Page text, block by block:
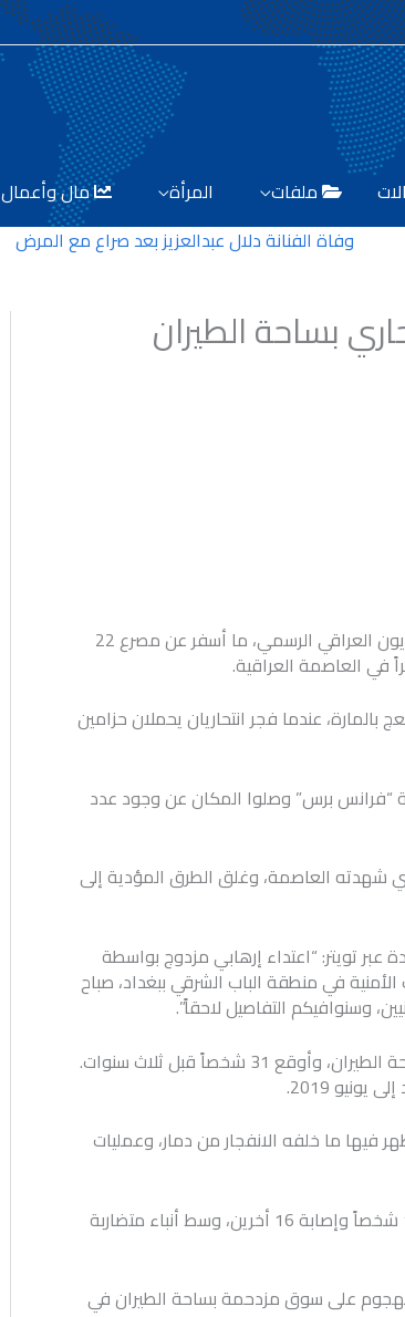
ملفات المرأة مال وأعمال
وفاة الفنانة دلال عبدالعزيز بعد صراع مع المرض
فجر انتحاريان نفسهما، اليوم الخميس، وسط بغداد، وفق ما ذكر التلفزيون العراقي الرسمي، ما أسفر عن مصرع 22
عندما فجر انتحاريان يحملان حزامين
“فرانس برس” وصلوا المكان عن وجود عدد
شهدته العاصمة، وغلق الطرق المؤدية إلى
تويتر: “اعتداء إرهابي مزدوج بواسطة
في منطقة الباب الشرقي ببغداد، صباح
وسنوافيكم التفاصيل لاحقاً”.
وكان تفجير انتحاري وقع في المكان نفسه المعروف بازدحامه في ساحة الطيران، وأوقع 31 شخصاً قبل ثلاث سنوات.
2019.
فيها ما خلفه الانفجار من دمار، وعمليات
وأفادت الشرطة العراقية ومصادر طبية بتسبب في التفجير في مصرع 12 شخصاً وإصابة 16 أخرين، وسط أنباء متضاربة
الهجوم على سوق مزدحمة بساحة الطيران في